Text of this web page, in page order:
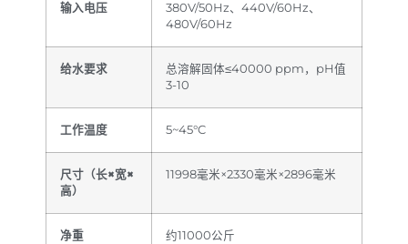
输入电压
380V/50Hz、440V/60Hz、
480V/60Hz
给水要求
总溶解固体≤40000 ppm，pH值
3-10
工作温度 5~45°C
尺寸（长×宽×
高）
11998毫米×2330毫米×2896毫米
净重 约11000公斤